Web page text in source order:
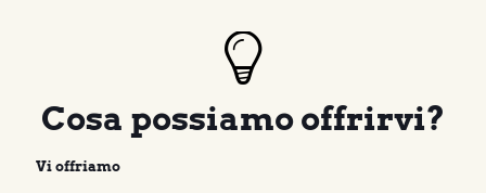
Cosa possiamo offrirvi?
Vi offriamo